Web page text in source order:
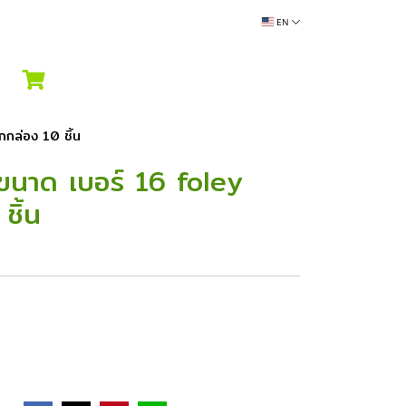
EN
กล่อง 10 ชิ้น
นาด เบอร์ 16 foley
น